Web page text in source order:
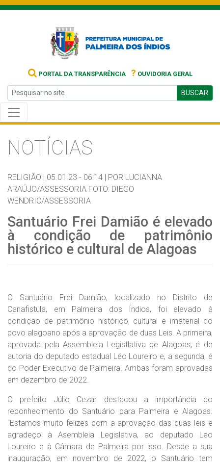
PORTAL DA TRANSPARÊNCIA ? OUVIDORIA GERAL
BUSCAR
NOTÍCIAS
RELIGIÃO | 05.01.23 - 06:14 | POR LUCIANNA
ARAÚJO/ASSESSORIA FOTO: DIEGO
WENDRIC/ASSESSORIA
Santuário Frei Damião é elevado
à condição de patrimônio
histórico e cultural de Alagoas
O Santuário Frei Damião, localizado no Distrito de
Canafistula, em Palmeira dos Índios, foi elevado à
condição de patrimônio histórico, cultural e imaterial do
povo alagoano após a aprovação de duas Leis. A primeira,
aprovada pela Assembleia Legistlativa de Alagoas, é de
autoria do deputado estadual Léo Loureiro e, a segunda, é
do Poder Executivo de Palmeira. Ambas foram aprovadas
em dezembro de 2022.
O prefeito Júlio Cezar destacou a importância do
reconhecimento do Santuário para Palmeira e Alagoas.
“Estamos muito felizes com a aprovação das duas leis e
agradeço à Asembleia Legislativa, ao deputado Leo
Loureiro e à Câmara de Palmeira por isso. Desde a sua
inauguração, em novembro de 2022, o Santuário tem